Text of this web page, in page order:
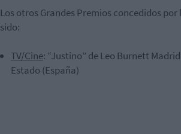
Los otros Grandes Premios concedidos
sido:
TV/Cine: “Justino” deLeo Burnett Madrid
Estado (España)